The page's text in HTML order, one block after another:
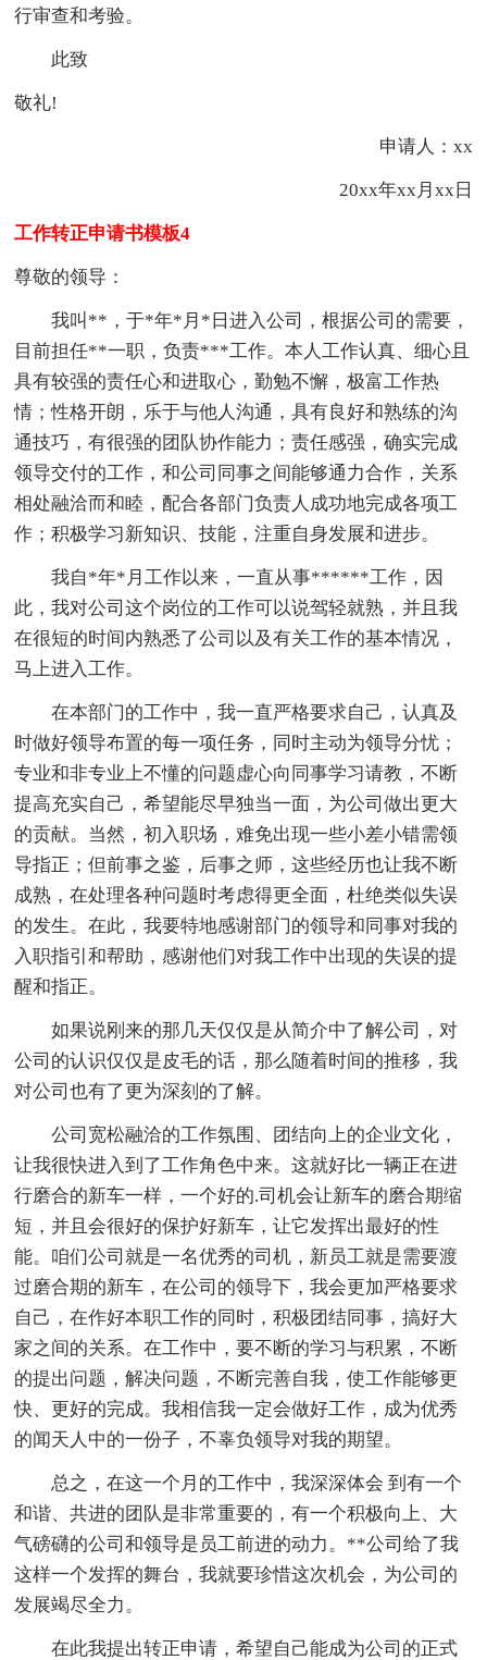
行审查和考验。
此致
敬礼!
申请人：xx
20xx年xx月xx日
工作转正申请书模板4
尊敬的领导：
我叫**，于*年*月*日进入公司，根据公司的需要，
目前担任**一职，负责***工作。本人工作认真、细心且
具有较强的责任心和进取心，勤勉不懈，极富工作热
情；性格开朗，乐于与他人沟通，具有良好和熟练的沟
通技巧，有很强的团队协作能力；责任感强，确实完成
领导交付的工作，和公司同事之间能够通力合作，关系
相处融洽而和睦，配合各部门负责人成功地完成各项工
作；积极学习新知识、技能，注重自身发展和进步。
我自*年*月工作以来，一直从事******工作，因
此，我对公司这个岗位的工作可以说驾轻就熟，并且我
在很短的时间内熟悉了公司以及有关工作的基本情况，
马上进入工作。
在本部门的工作中，我一直严格要求自己，认真及
时做好领导布置的每一项任务，同时主动为领导分忧；
专业和非专业上不懂的问题虚心向同事学习请教，不断
提高充实自己，希望能尽早独当一面，为公司做出更大
的贡献。当然，初入职场，难免出现一些小差小错需领
导指正；但前事之鉴，后事之师，这些经历也让我不断
成熟，在处理各种问题时考虑得更全面，杜绝类似失误
的发生。在此，我要特地感谢部门的领导和同事对我的
入职指引和帮助，感谢他们对我工作中出现的失误的提
醒和指正。
如果说刚来的那几天仅仅是从简介中了解公司，对
公司的认识仅仅是皮毛的话，那么随着时间的推移，我
对公司也有了更为深刻的了解。
公司宽松融洽的工作氛围、团结向上的企业文化，
让我很快进入到了工作角色中来。这就好比一辆正在进
行磨合的新车一样，一个好的.司机会让新车的磨合期缩
短，并且会很好的保护好新车，让它发挥出最好的性
能。咱们公司就是一名优秀的司机，新员工就是需要渡
过磨合期的新车，在公司的领导下，我会更加严格要求
自己，在作好本职工作的同时，积极团结同事，搞好大
家之间的关系。在工作中，要不断的学习与积累，不断
的提出问题，解决问题，不断完善自我，使工作能够更
快、更好的完成。我相信我一定会做好工作，成为优秀
的闻天人中的一份子，不辜负领导对我的期望。
总之，在这一个月的工作中，我深深体会 到有一个
和谐、共进的团队是非常重要的，有一个积极向上、大
气磅礴的公司和领导是员工前进的动力。**公司给了我
这样一个发挥的舞台，我就要珍惜这次机会，为公司的
发展竭尽全力。
在此我提出转正申请，希望自己能成为公司的正式